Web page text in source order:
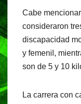
Cabe
consideraron
discapacidad
y femenil,
son de 5 y 10
La carrera con